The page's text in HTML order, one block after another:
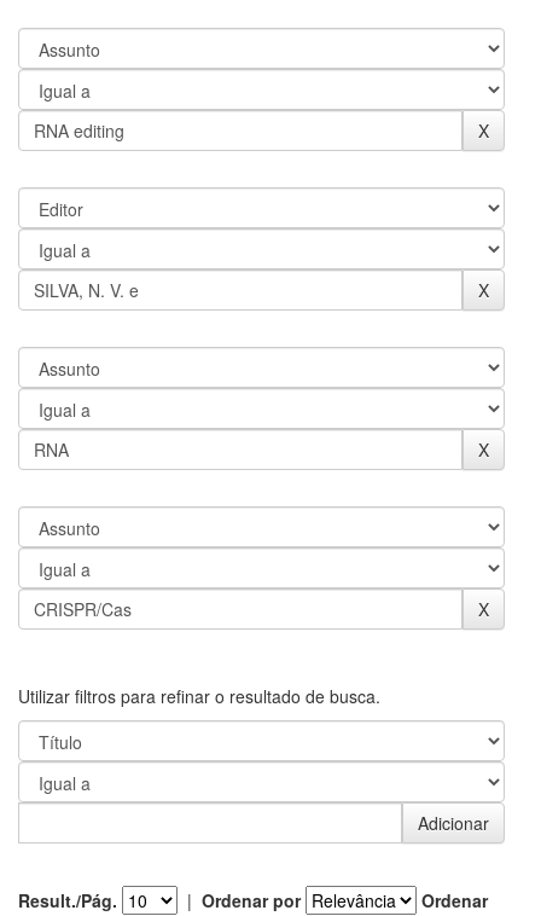
Utilizar filtros para refinar o resultado de busca.
Result./Pág. | Ordenar por
Ordenar